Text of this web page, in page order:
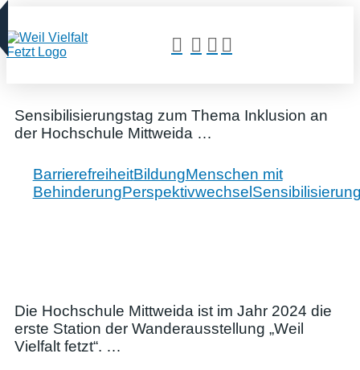
Sensibilisierungstag zum Thema Inklusion an
der Hochschule Mittweida …
BarrierefreiheitBildungMenschen mit
BehinderungPerspektivwechsel
Die Hochschule Mittweida ist im Jahr 2024 die
erste Station der Wanderausstellung „Weil
Vielfalt fetzt“. …